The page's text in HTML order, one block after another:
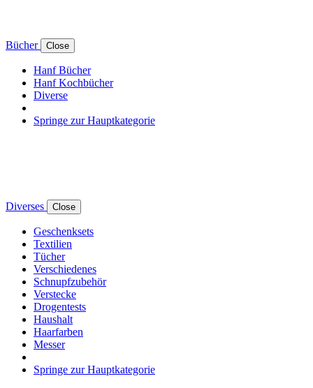
Bücher Close
Hanf Bücher
Hanf Kochbücher
Diverse
Springe zur Hauptkategorie
Diverses Close
Geschenksets
Textilien
Tücher
Verschiedenes
Schnupfzubehör
Verstecke
Drogentests
Haushalt
Haarfarben
Messer
Springe zur Hauptkategorie